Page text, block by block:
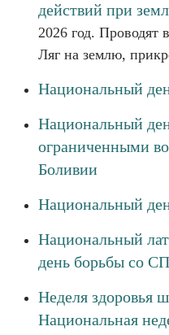
действий при
2026 год. Проводят
Ляг на землю,
Национальный
Национальный
ограниченными
Боливии
Национальный
Национальный
день борьбы со
Неделя здоровья
Национальная